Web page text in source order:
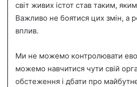
світ живих істот став таким,
Важливо не боятися цих змін, а
вплив.
Ми не можемо контролювати
можемо навчитися чути свій
обстеження і дбати про майбутнє